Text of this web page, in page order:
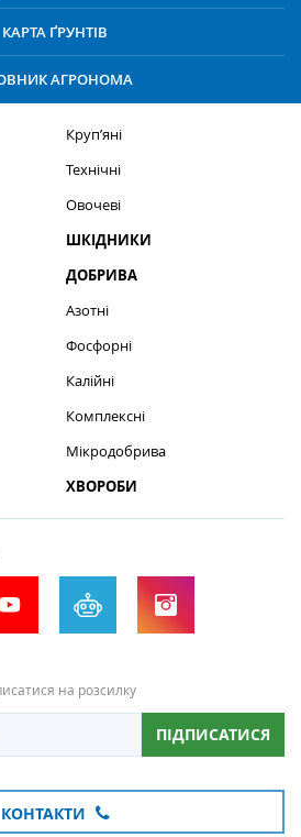
КАРТА ҐРУНТІВ
АГРОНОМА
Круп’яні
Технічні
Овочеві
ШКІДНИКИ
ДОБРИВА
Азотні
Фосфорні
Калійні
Комплексні
Мікродобрива
ХВОРОБИ
на розсилку
ПІДПИСАТИСЯ
КОНТАКТИ